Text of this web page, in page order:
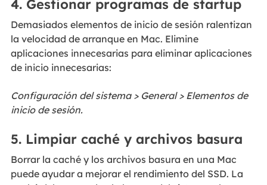
4. Gestionar programas de startup
Demasiados elementos de inicio de sesión ralentizan
la velocidad de arranque en Mac. Elimine
aplicaciones innecesarias para eliminar aplicaciones
de inicio innecesarias:
Configuración del sistema > General > Elementos de
inicio de sesión.
5. Limpiar caché y archivos basura
Borrar la caché y los archivos basura en una Mac
puede ayudar a mejorar el rendimiento del SSD. La